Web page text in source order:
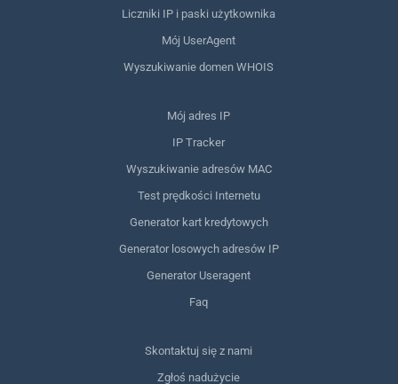
Liczniki IP i paski użytkownika
Mój UserAgent
Wyszukiwanie domen WHOIS
Mój adres IP
IP Tracker
Wyszukiwanie adresów MAC
Test prędkości Internetu
Generator kart kredytowych
Generator losowych adresów IP
Generator Useragent
Faq
Skontaktuj się z nami
Zgłoś nadużycie